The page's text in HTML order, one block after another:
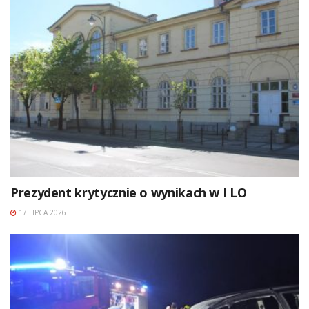
Prezydent krytycznie o wynikach w I LO
17 LIPCA 2026